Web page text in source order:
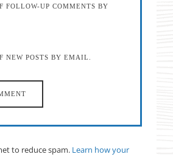
FOLLOW-UP COMMENTS BY
NEW POSTS BY EMAIL.
to reduce spam. Learn how your